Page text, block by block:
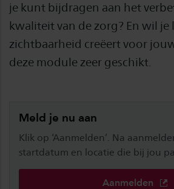
je kunt bijdragen aan het
kwaliteit van de zorg? En wil je
zichtbaarheid creëert voor
deze module zeer geschikt.
Meld je nu aan
Klik op ‘Aanmelden’. Na
startdatum en locatie die bij jou
Aanmelden